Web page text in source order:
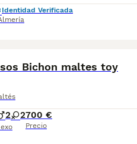
Identidad Verificada
Bichon maltes toy
2 2700 €
Precio